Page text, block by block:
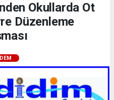
Okullarda Ot
Düzenleme